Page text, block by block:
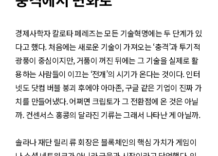
경제사학자 칼로타 페레즈는 모든 기술혁명에는 두 단계가 있
다고 했다. 처음에는 새로운 기술이 가져오는 ‘충격’과 투기적
광풍이 중심이지만, 거품이 꺼진 뒤에는 그 기술을 실제로 활
용하는 사람들이 이끄는 ‘전개’의 시기가 온다는 것이다. 인터
넷도 닷컴 버블 붕괴 후에야 아마존, 구글 같은 기업이 진짜 가
치를 만들어냈다. 어쩌면 크립토가 그 전환점에 온 것은 아닐
까. 컨센서스 홍콩의 달라진 기류는 그래서 나타난 게 아닐까.
솔라나 재단 릴리 류 회장은 블록체인의 핵심 가치가 게임이